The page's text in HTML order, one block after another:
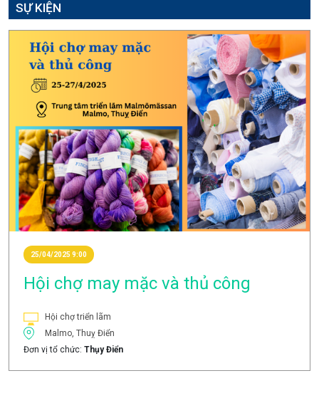
SỰ KIỆN
25/04/2025 9:00
Hội chợ may mặc và thủ công
Hội chợ triển lãm
Malmo, Thuỵ Điển
Đơn vị tổ chức: Thụy Điển